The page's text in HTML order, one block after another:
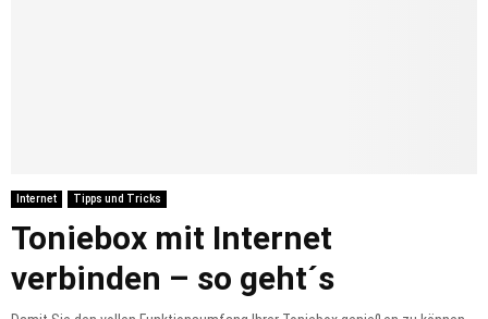
Internet Tipps und Tricks
Toniebox mit Internet
verbinden – so geht´s